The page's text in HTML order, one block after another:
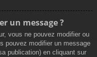
un message ?
vous ne pouvez modifier ou
pouvez modifier un message
publication) en cliquant sur